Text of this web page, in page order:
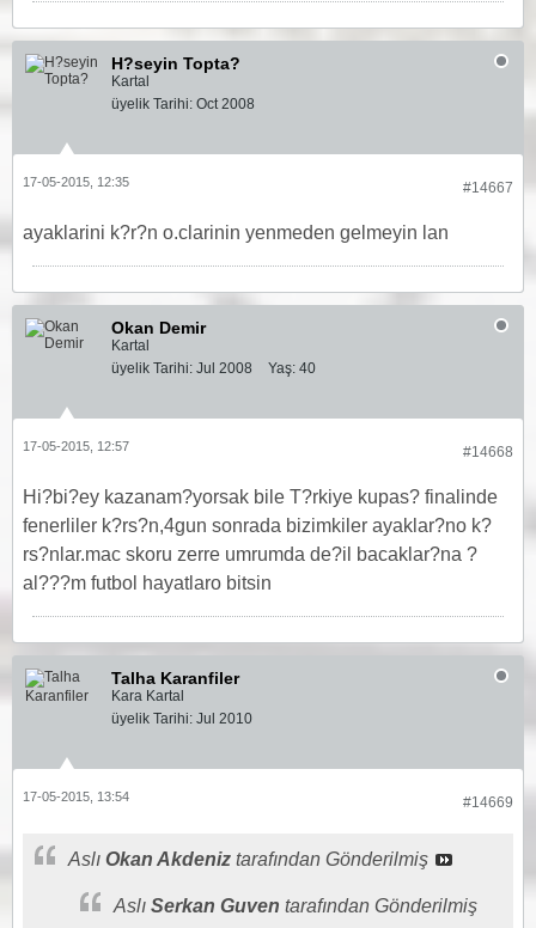
H?seyin Topta?
Kartal
üyelik Tarihi: Oct 2008
#14667
17-05-2015, 12:35
ayaklarini k?r?n o.clarinin yenmeden gelmeyin lan
Okan Demir
Kartal
üyelik Tarihi: Jul 2008 Yaş: 40
#14668
17-05-2015, 12:57
Hi?bi?ey kazanam?yorsak bile T?rkiye kupas? finalinde
fenerliler k?rs?n,4gun sonrada bizimkiler ayaklar?no k?
rs?nlar.mac skoru zerre umrumda de?il bacaklar?na ?
al???m futbol hayatlaro bitsin
Talha Karanfiler
Kara Kartal
üyelik Tarihi: Jul 2010
#14669
17-05-2015, 13:54
Aslı Okan Akdeniz tarafından Gönderilmiş
Aslı Serkan Guven tarafından Gönderilmiş